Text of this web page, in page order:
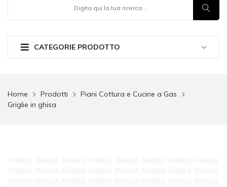
CATEGORIE PRODOTTO
Home Prodotti
Piani Cottura e Cucine a Gas
Griglie in ghisa